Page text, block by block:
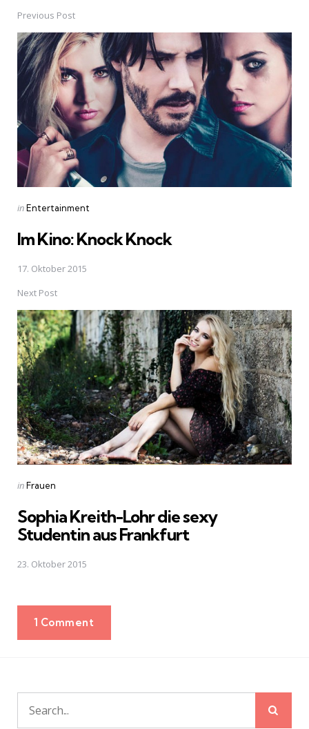
Post
navigation
Previous Post
Posted
inEntertainment
Im Kino: Knock Knock
17. Oktober 2015
Next Post
Posted
inFrauen
Sophia Kreith-Lohr die sexy
Studentin aus Frankfurt
23. Oktober 2015
1 Comment
Search